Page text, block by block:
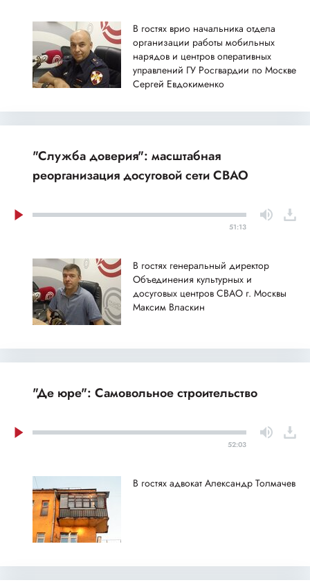
В гостях врио начальника отдела
организации работы мобильных
нарядов и центров оперативных
управлений ГУ Росгвардии по Москве
Сергей Евдокименко
"Служба доверия": масштабная
реорганизация досуговой сети СВАО
51:13
В гостях генеральный директор
Объединения культурных и
досуговых центров СВАО г. Москвы
Максим Власкин
"Де юре": Самовольное строительство
52:03
В гостях адвокат Александр Толмачев